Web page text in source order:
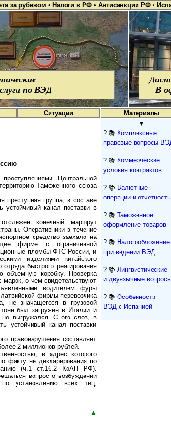
за рубежом • Налоги в РФ • Антисанкции РФ •
по ВЭД
В
Ситуации Материалы
Центральной
Таможенного союза
преступная группа, в составе
устойчивый канал поставки в
конечный маршрут
Оперативники в течение
средство заехало на
фирме с ограниченной
пломбы ФТС России, и
изделиями китайского
быстрого реагирования
объемную коробку. Проверка
марок, о чем свидетельствуют
водителем фуры
фирмы-перевозчика
не значащегося в грузовой
был загружен в Италии и
не выгружался. С его слов, в
устойчивый канал поставки
правонарушения составляет
2 миллионов рублей.
в адрес которого
факту не декларирования по
(ч.1 ст.16.2 КоАП РФ).
вопрос о возбуждении
по установлению всех лиц,
▲
▼
? 📚 Комплексные
правовые вопросы
? 📚 Коммерческие
условия контрактов
? 📚 Валютные
операции и отчетность
? 📚 Таможенное
оформление товаров
? 📚 Налогообложение
при ведении ВЭД
? 📚 Лингвистические
и двуязычные вопросы
? 📚 Особенности
ВЭД с Испанией